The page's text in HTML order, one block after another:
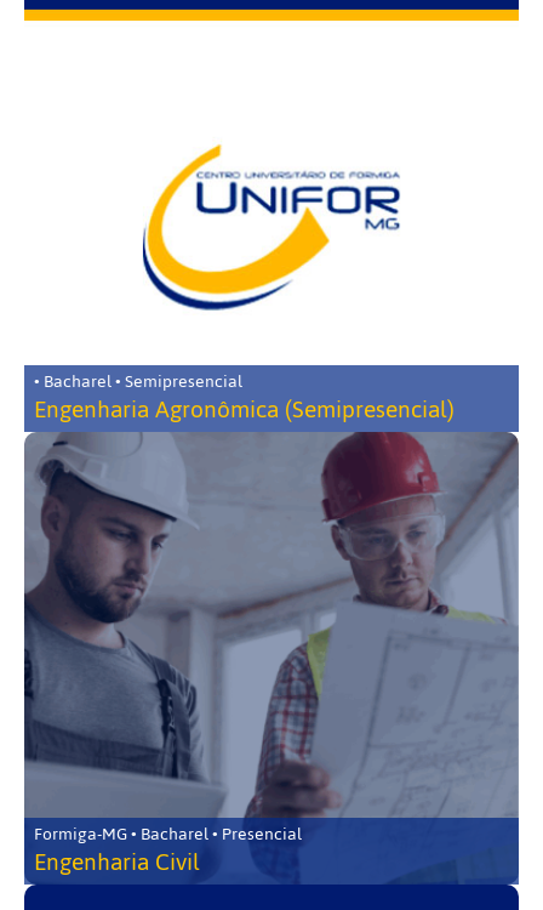
• Bacharel • Semipresencial
Engenharia Agronômica (Semipresencial)
Formiga-MG • Bacharel • Presencial
Engenharia Civil